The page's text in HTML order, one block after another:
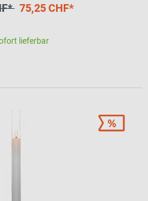
75,25 CHF*
lieferbar